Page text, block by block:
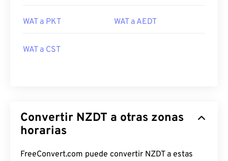
WAT a PKT WAT a AEDT
WAT a CST
Convertir NZDT a otras zonas
horarias
FreeConvert.com puede convertir NZDT a estas